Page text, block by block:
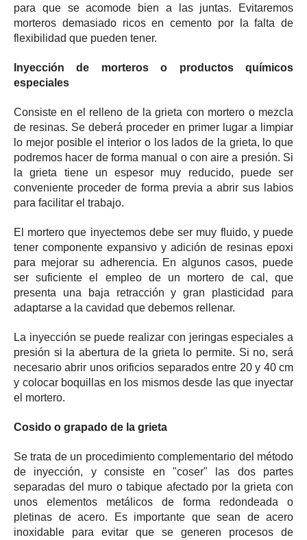
para que se acomode bien a las juntas. Evitaremos
morteros demasiado ricos en cemento por la falta de
flexibilidad que pueden tener.
Inyección de morteros o productos químicos
especiales
Consiste en el relleno de la grieta con mortero o mezcla
de resinas. Se deberá proceder en primer lugar a limpiar
lo mejor posible el interior o los lados de la grieta, lo que
podremos hacer de forma manual o con aire a presión. Si
la grieta tiene un espesor muy reducido, puede ser
conveniente proceder de forma previa a abrir sus labios
para facilitar el trabajo.
El mortero que inyectemos debe ser muy fluido, y puede
tener componente expansivo y adición de resinas epoxi
para mejorar su adherencia. En algunos casos, puede
ser suficiente el empleo de un mortero de cal, que
presenta una baja retracción y gran plasticidad para
adaptarse a la cavidad que debemos rellenar.
La inyección se puede realizar con jeringas especiales a
presión si la abertura de la grieta lo permite. Si no, será
necesario abrir unos orificios separados entre 20 y 40 cm
y colocar boquillas en los mismos desde las que inyectar
el mortero.
Cosido o grapado de la grieta
Se trata de un procedimiento complementario del método
de inyección, y consiste en "coser" las dos partes
separadas del muro o tabique afectado por la grieta con
unos elementos metálicos de forma redondeada o
pletinas de acero. Es importante que sean de acero
inoxidable para evitar que se generen procesos de